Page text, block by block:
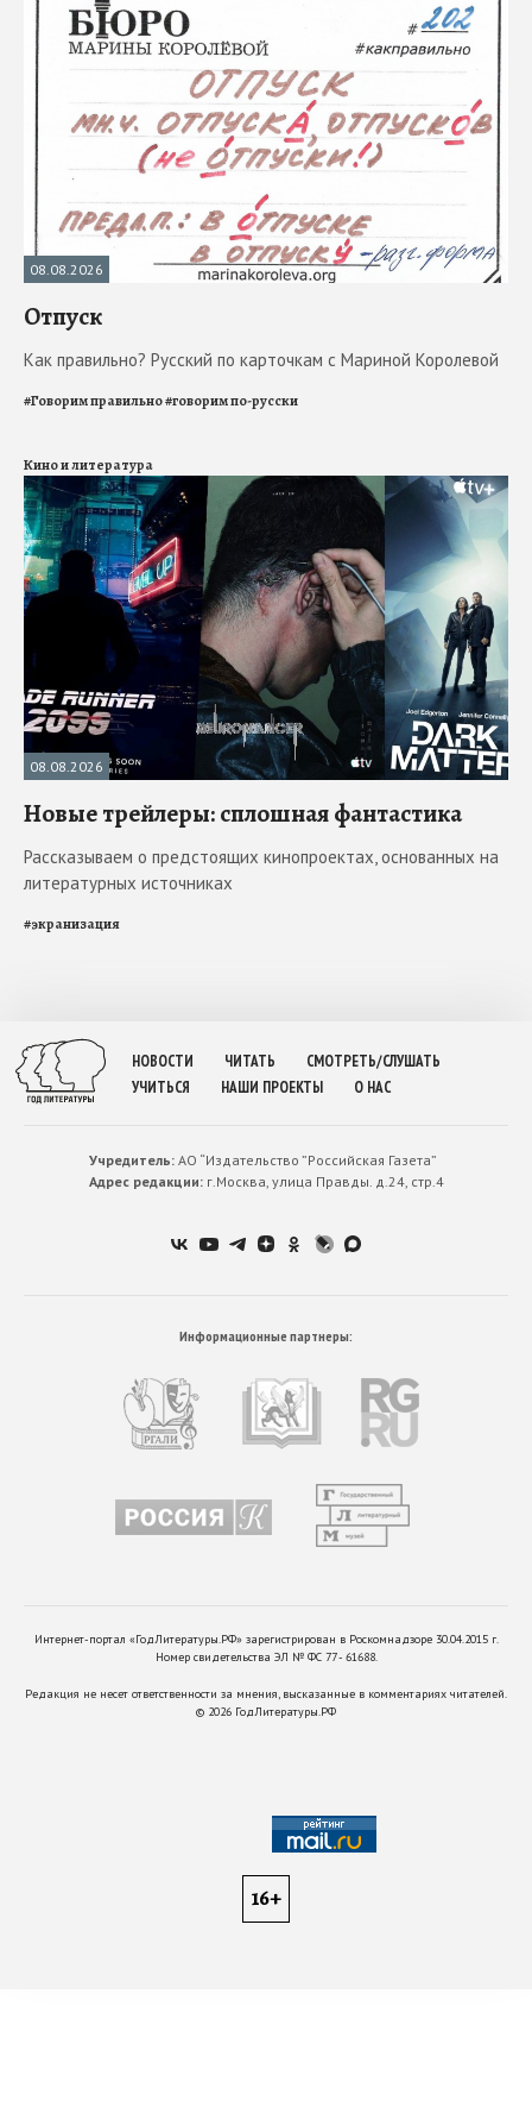
08.08.2026
Отпуск
Как правильно? Русский по карточкам с Мариной Королевой
#Говорим правильно#говорим по-русски
Кино и литература
08.08.2026
Новые трейлеры: сплошная фантастика
Рассказываем о предстоящих кинопроектах, основанных на
литературных источниках
#экранизация
НОВОСТИ ЧИТАТЬ
СМОТРЕТЬ/СЛУШАТЬ
УЧИТЬСЯ
НАШИ ПРОЕКТЫ О НАС
Учредитель:АО “Издательство ”Российская Газета”
Адрес редакции:г.Москва, улица Правды. д.24, стр.4
Информационные партнеры:
Интернет-портал «ГодЛитературы.РФ» зарегистрирован в Роскомнадзоре 30.04.2015 г.
Номер свидетельства ЭЛ № ФС 77 - 61688.
Редакция не несет ответственности за мнения, высказанные в комментариях читателей.
© 2026 ГодЛитературы.РФ
16+